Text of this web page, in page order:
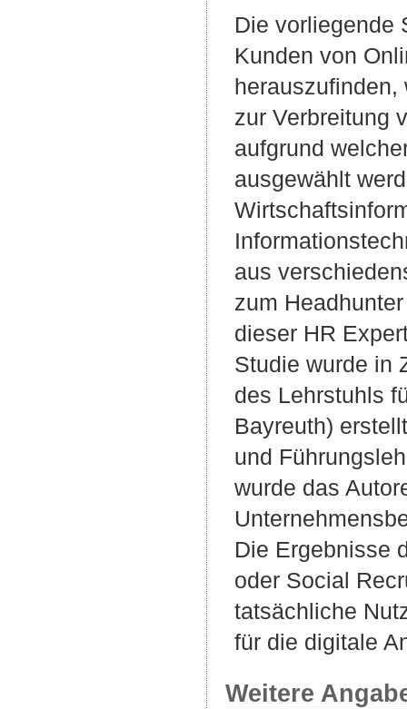
Die vorliegende
Kunden von
herauszufinden,
zur Verbreitung
aufgrund
ausgewählt
aus
zum
dieser HR
Studie wurde in
des Lehrstuhls
Bayreuth)
und
wurde das
Die Ergebnisse
oder Social
tatsächliche
für die digitale
Weitere